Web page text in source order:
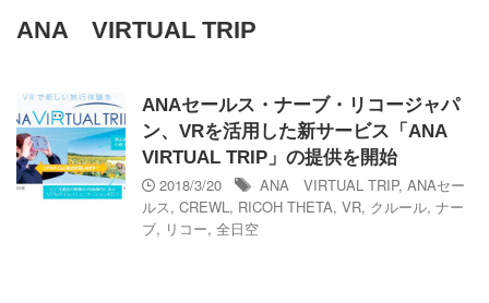
ANA VIRTUAL TRIP
ANAセールス・ナーブ・リコージャパ
ン、VRを活用した新サービス「ANA
VIRTUAL TRIP」の提供を開始
2018/3/20
ANA VIRTUAL TRIP, ANAセー
ルス, CREWL, RICOH THETA, VR, クルール, ナー
ブ, リコー, 全日空